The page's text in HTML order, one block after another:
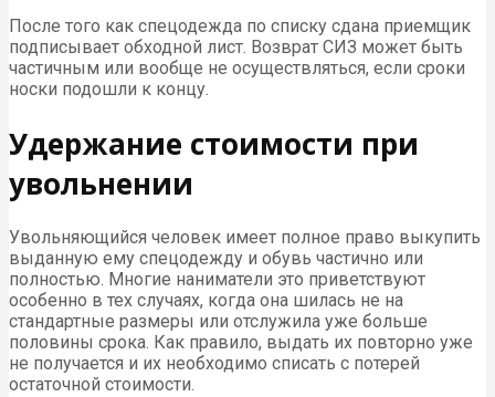
После того как спецодежда по списку сдана приемщик
подписывает обходной лист. Возврат СИЗ может быть
частичным или вообще не осуществляться, если сроки
носки подошли к концу.
Удержание стоимости при
увольнении
Увольняющийся человек имеет полное право выкупить
выданную ему спецодежду и обувь частично или
полностью. Многие наниматели это приветствуют
особенно в тех случаях, когда она шилась не на
стандартные размеры или отслужила уже больше
половины срока. Как правило, выдать их повторно уже
не получается и их необходимо списать с потерей
остаточной стоимости.